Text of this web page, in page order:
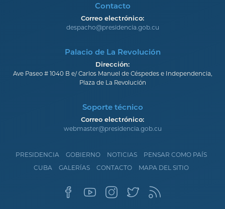
Contacto
Correo electrónico:
despacho@presidencia.gob.cu
Palacio de La Revolución
Dirección:
Ave Paseo # 1040 B e/ Carlos Manuel de Céspedes e Independencia,
Plaza de La Revolución
Soporte técnico
Correo electrónico:
webmaster@presidencia.gob.cu
PRESIDENCIA GOBIERNO NOTICIAS
PENSAR COMO PAÍS
CUBA
GALERÍAS CONTACTO MAPA DEL SITIO